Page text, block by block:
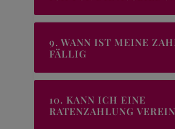
9. WANN IST MEINE
FÄLLIG
10. KANN ICH EINE
RATENZAHLUNG